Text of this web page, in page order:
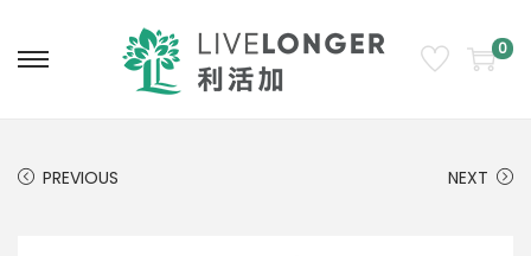
0
PREVIOUS NEXT